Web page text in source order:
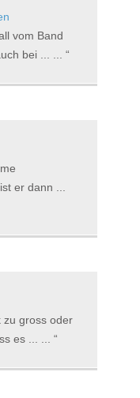
vom Band
bei ... ...
er dann ...
zu gross oder
es ... ...